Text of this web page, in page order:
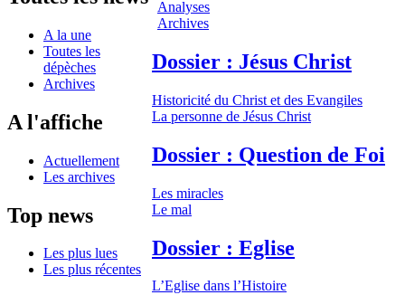
A la une
Toutes les
dépèches
Archives
A l'affiche
Actuellement
Les archives
Top news
Les plus lues
Les plus récentes
Analyses
Archives
Dossier : Jésus Christ
Historicité du Christ et des Evangiles
La personne de Jésus Christ
Dossier : Question de Foi
Les miracles
Le mal
Dossier : Eglise
L’Eglise dans l’Histoire